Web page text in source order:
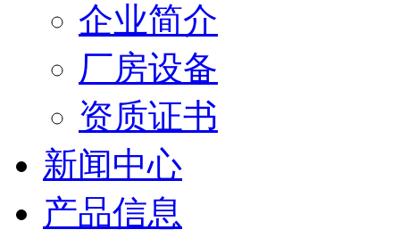
企业简介
厂房设备
资质证书
新闻中心
产品信息